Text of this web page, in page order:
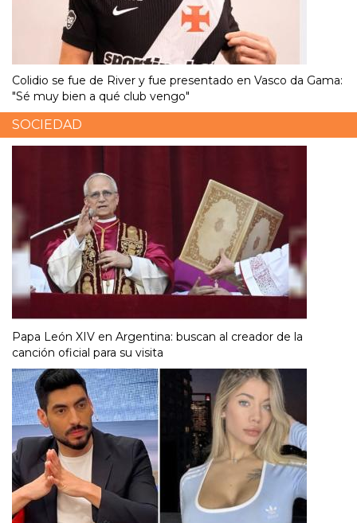
Colidio se fue de River y fue presentado en Vasco da Gama:
"Sé muy bien a qué club vengo"
SOCIEDAD
Papa León XIV en Argentina: buscan al creador de la
canción oficial para su visita